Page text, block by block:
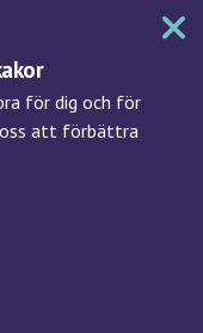
för dig och för
att förbättra